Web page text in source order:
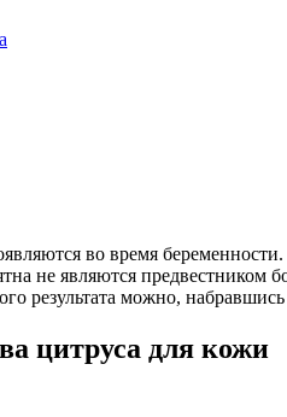
во время
не являются предвестником
результата можно,
цитруса для кожи